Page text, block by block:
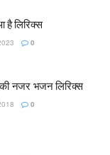
है लिरिक्स
0
की नजर भजन लिरिक्स
0